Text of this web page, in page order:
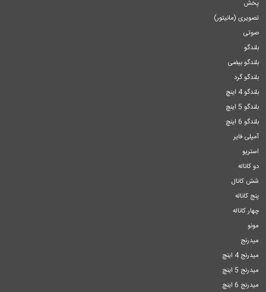
پخش
تصویری (مانیتور)
صوتی
بلندگو
بلندگو بیضی
بلندگو گرد
بلندگو 4 اینچ
بلندگو 5 اینچ
بلندگو 6 اینچ
آمپلی فایر
استریو
دو کاناله
شش کانال
پنج کاناله
چهار کاناله
مونو
میدرنج
میدرنج 4 اینچ
میدرنج 5 اینچ
میدرنج 6 اینچ